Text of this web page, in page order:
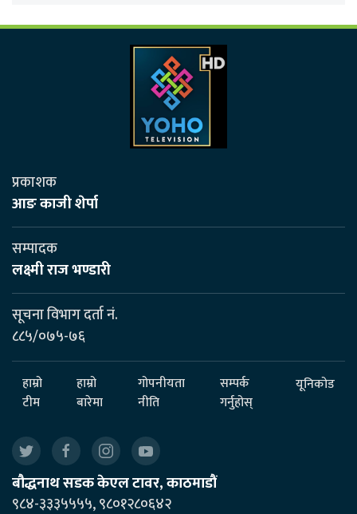
प्रकाशक
आङ काजी शेर्पा
सम्पादक
लक्ष्मी राज भण्डारी
सूचना विभाग दर्ता नं.
८८५/०७५-७६
हाम्रो
टीम
हाम्रो
बारेमा
गोपनीयता
नीति
सम्पर्क
गर्नुहोस्
यूनिकोड
बौद्धनाथ सडक केएल टावर, काठमाडौं
९८४-३३३५५५५, ९८०१२८०६४२